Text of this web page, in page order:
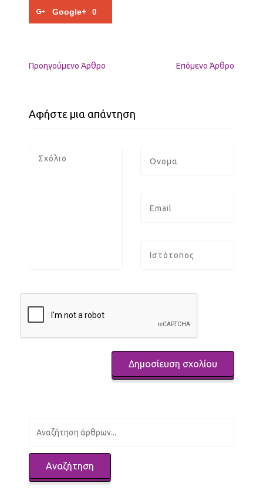
Google+ 0
Προηγούμενo Άρθρο Επόμενο Άρθρο
Αφήστε μια απάντηση